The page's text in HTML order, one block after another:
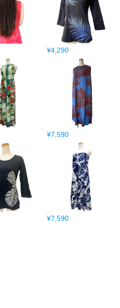
¥4,290
¥7,590
¥7,590